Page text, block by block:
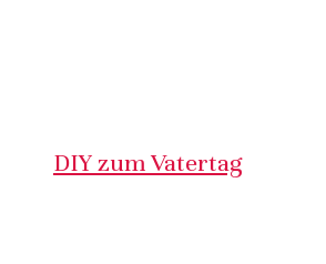
DIY zum Vatertag